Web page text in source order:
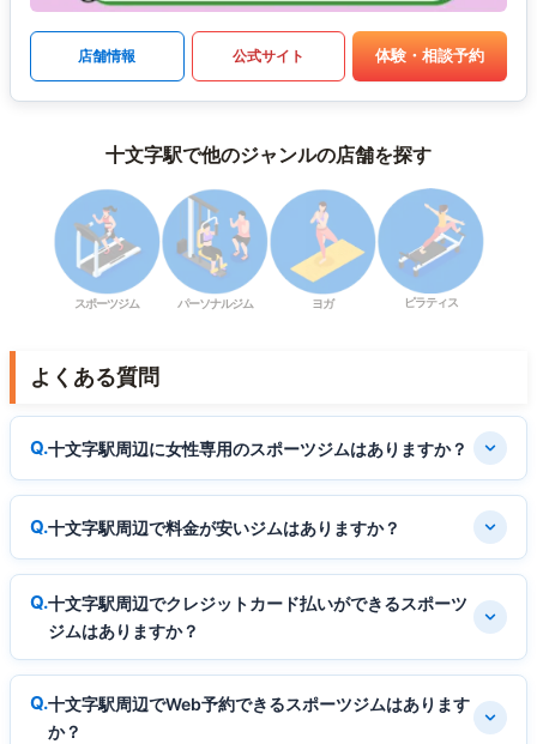
店舗情報 公式サイト 体験・相談予約
十文字駅で他のジャンルの店舗を探す
スポーツジム パーソナルジム ヨガ ピラティス
よくある質問
十文字駅周辺に女性専用のスポーツジムはありますか？
十文字駅周辺で料金が安いジムはありますか？
十文字駅周辺でクレジットカード払いができるスポーツ
ジムはありますか？
十文字駅周辺でWeb予約できるスポーツジムはあります
か？